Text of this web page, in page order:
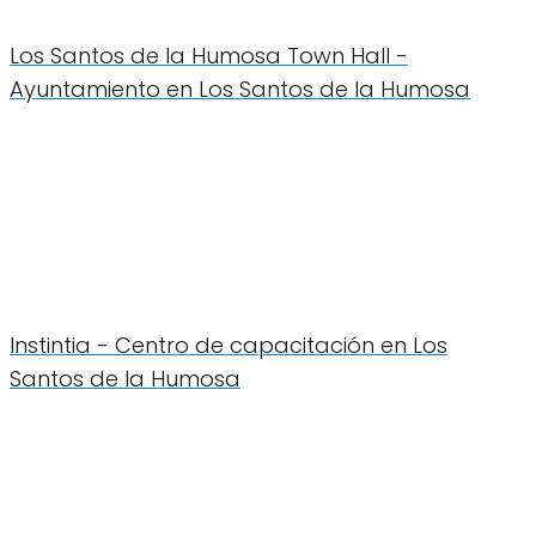
Los Santos de la Humosa Town Hall -
Ayuntamiento en Los Santos de la Humosa
Instintia - Centro de capacitación en Los
Santos de la Humosa